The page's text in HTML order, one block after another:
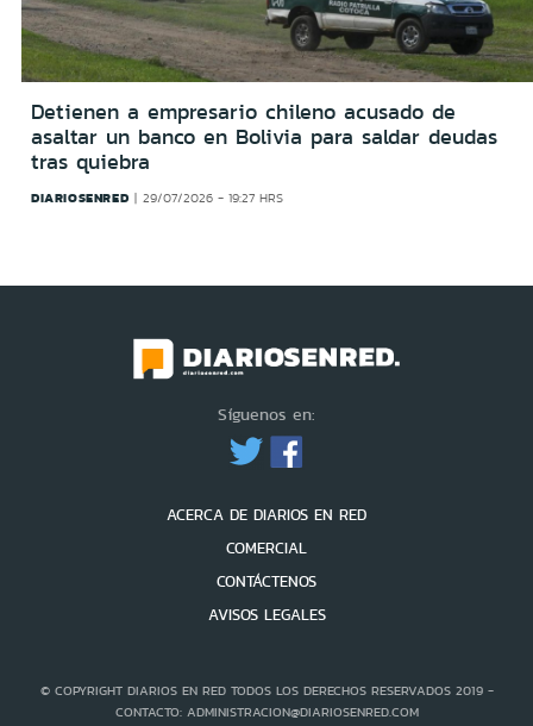
Detienen a empresario chileno acusado de
asaltar un banco en Bolivia para saldar deudas
tras quiebra
DIARIOSENRED 29/07/2026 - 19:27 HRS
Síguenos en:
ACERCA DE DIARIOS EN RED
COMERCIAL
CONTÁCTENOS
AVISOS LEGALES
© COPYRIGHT DIARIOS EN RED TODOS LOS DERECHOS RESERVADOS 2019 -
CONTACTO: ADMINISTRACION@DIARIOSENRED.COM